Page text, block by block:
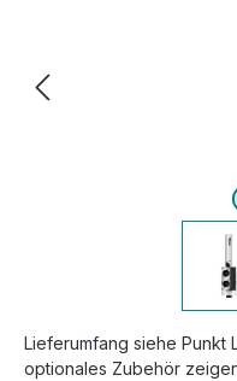
Lieferumfang siehe Punkt
optionales Zubehör